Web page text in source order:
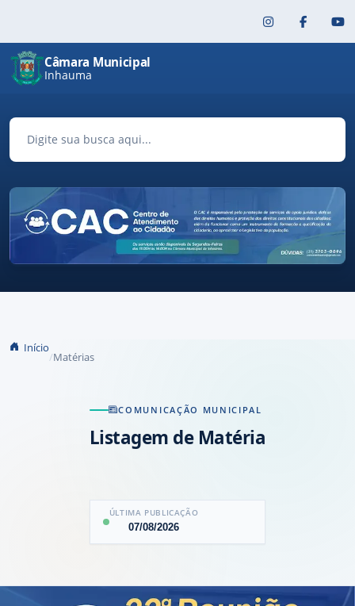
Câmara Municipal
Inhauma
Início
Matérias
COMUNICAÇÃO MUNICIPAL
Listagem de Matéria
ÚLTIMA PUBLICAÇÃO
07/08/2026